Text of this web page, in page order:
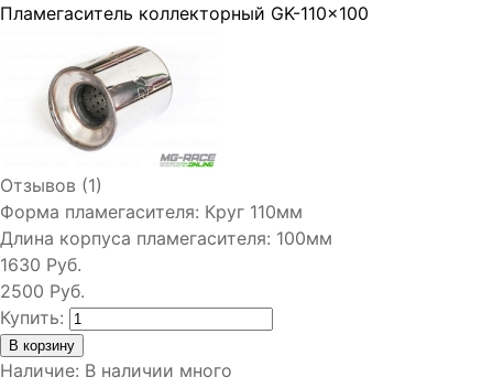
Пламегаситель коллекторный GK-110x100
Отзывов (1)
Форма пламегасителя: Круг 110мм
Длина корпуса пламегасителя: 100мм
1630 Руб.
2500 Руб.
Купить:
Наличие: В наличии много